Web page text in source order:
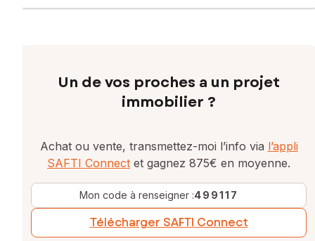
Un de vos proches a un projet
immobilier ?
Achat ou vente, transmettez-moi l’info via l’appli
SAFTI Connect et gagnez 875€ en moyenne.
Mon code à renseigner :499117
Télécharger SAFTI Connect